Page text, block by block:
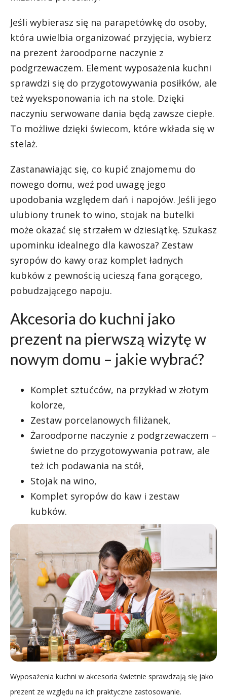
Jeśli wybierasz się na parapetówkę do osoby,
która uwielbia organizować przyjęcia, wybierz
na prezent żaroodporne naczynie z
podgrzewaczem. Element wyposażenia kuchni
sprawdzi się do przygotowywania posiłków, ale
też wyeksponowania ich na stole. Dzięki
naczyniu serwowane dania będą zawsze ciepłe.
To możliwe dzięki świecom, które wkłada się w
stelaż.
Zastanawiając się, co kupić znajomemu do
nowego domu, weź pod uwagę jego
upodobania względem dań i napojów. Jeśli jego
ulubiony trunek to wino, stojak na butelki
może okazać się strzałem w dziesiątkę. Szukasz
upominku idealnego dla kawosza? Zestaw
syropów do kawy oraz komplet ładnych
kubków z pewnością ucieszą fana gorącego,
pobudzającego napoju.
Akcesoria do kuchni jako
prezent na pierwszą wizytę w
nowym domu – jakie wybrać?
Komplet sztućców, na przykład w złotym
kolorze,
Zestaw porcelanowych filiżanek,
Żaroodporne naczynie z podgrzewaczem –
świetne do przygotowywania potraw, ale
też ich podawania na stół,
Stojak na wino,
Komplet syropów do kaw i zestaw
kubków.
Wyposażenia kuchni w akcesoria świetnie sprawdzają się jako
prezent ze względu na ich praktyczne zastosowanie.